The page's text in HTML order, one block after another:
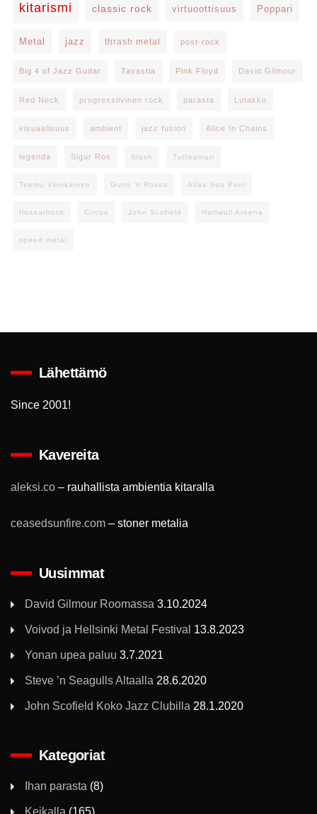
kitarismi classic rock virtuoottisuus Poppari
Metal jazz thrash metal post-rock
Big 4 of Jazz Guitar Tavastia Pink Floyd David Gilmour
Red Neck progressiivinen rock parasta Lutakko
visuaalisuus ambient jazz fusion Alice In Chains
legenda Sigur Rós Slash Tullikamari
Teemu Viinikainen Guns 'n Roses Allas Sea Pool
Ilosaarirock Circus John Scofield Hartwall Areena
speed metal
Lähettämö
Since 2001!
Kavereita
aleksi.co – rauhallista ambientia kitaralla
ceasedsunfire.com – stoner metalia
Uusimmat
David Gilmour Roomassa 3.10.2024
Voivod ja Hellsinki Metal Festival 13.8.2023
Yonan upea paluu 3.7.2021
Steve ’n Seagulls Altaalla 28.6.2020
John Scofield Koko Jazz Clubilla 28.1.2020
Kategoriat
Ihan parasta (8)
Keikalla (165)